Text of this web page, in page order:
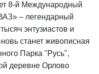
8-й Международный
– легендарный
энтузиастов и
станет живописная
Парка "Русь",
деревне Орлово